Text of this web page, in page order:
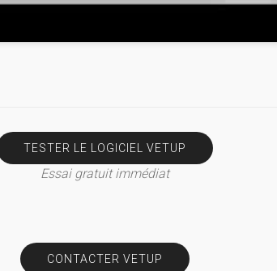
TESTER LE LOGICIEL VETUP
Essai gratuit immédiat
CONTACTER VETUP